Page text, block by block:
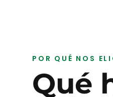
POR QUÉ NOS
Qué